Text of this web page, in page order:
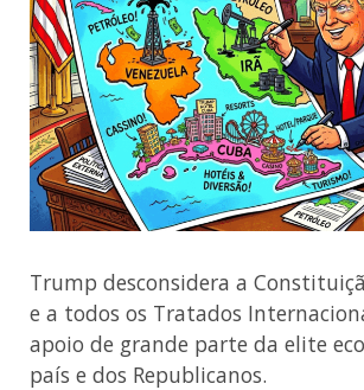
Trump desconsidera a
e a todos os Tratados
apoio de grande parte da elite
país e dos Republicanos.